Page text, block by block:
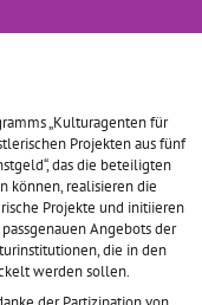
„Kulturagenten für
Projekten aus fünf
das die beteiligten
können, realisieren die
Projekte und initiieren
Angebots der
die in den
werden sollen.